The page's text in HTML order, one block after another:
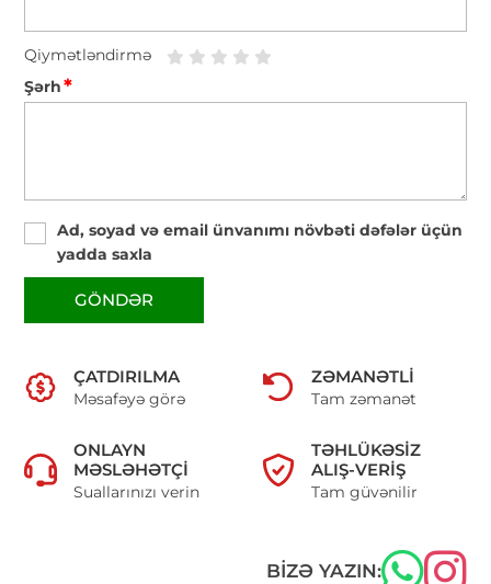
Qiymətləndirmə
Şərh*
Ad, soyad və email ünvanımı növbəti dəfələr üçün
yadda saxla
GÖNDƏR
ÇATDIRILMA
Məsafəyə görə
ZƏMANƏTLI
Tam zəmanət
ONLAYN
MƏSLƏHƏTÇI
Suallarınızı verin
TƏHLÜKƏSIZ
ALIŞ-VERIŞ
Tam güvənilir
BIZƏ YAZIN: